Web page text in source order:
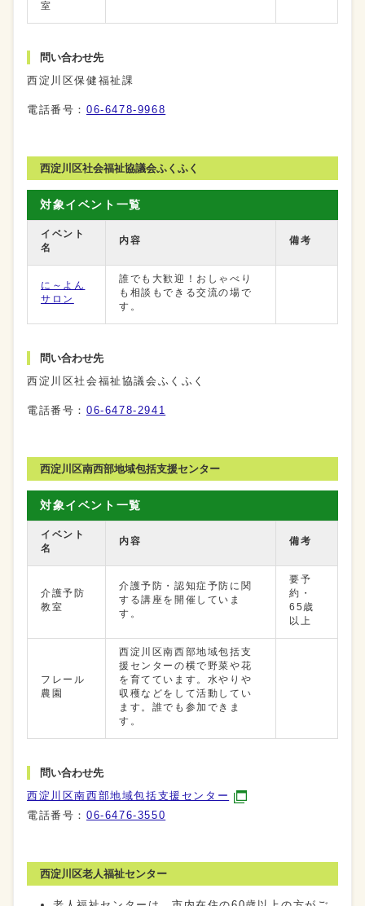
室
問い合わせ先
西淀川区保健福祉課
電話番号： 06-6478-9968
西淀川区社会福祉協議会ふくふく
対象イベント一覧
イベント
名
内容 備考
に～よん
サロン
誰でも大歓迎！おしゃべり
も相談もできる交流の場で
す。
問い合わせ先
西淀川区社会福祉協議会ふくふく
電話番号： 06-6478-2941
西淀川区南西部地域包括支援センター
対象イベント一覧
イベント
名
内容 備考
介護予防
教室
介護予防・認知症予防に関
する講座を開催していま
す。
要予
約・
65歳
以上
フレール
農園
西淀川区南西部地域包括支
援センターの横で野菜や花
を育てています。水やりや
収穫などをして活動してい
ます。誰でも参加できま
す。
問い合わせ先
西淀川区南西部地域包括支援センター
電話番号： 06-6476-3550
西淀川区老人福祉センター